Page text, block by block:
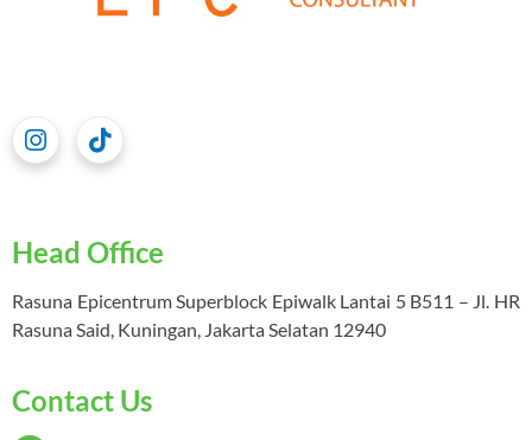
Head Office
Rasuna Epicentrum Superblock Epiwalk Lantai 5 B511 – Jl. HR
Rasuna Said, Kuningan, Jakarta Selatan 12940
Contact Us